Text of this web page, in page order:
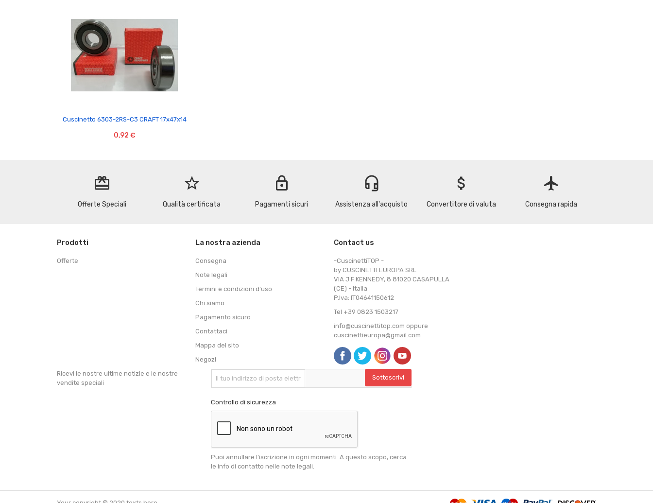

Cuscinetto 6303-2RS-C3 CRAFT 17x47x14
0,92 €
redeem
Offerte Speciali
star_border
Qualità certificata
lock
Pagamenti sicuri
headset_mic
Assistenza all'acquisto
attach_money
Convertitore di valuta
flight
Consegna rapida
Prodotti
Offerte
La nostra azienda
Consegna
Note legali
Termini e condizioni d'uso
Chi siamo
Pagamento sicuro
Contattaci
Mappa del sito
Negozi
Contact us
-CuscinettiTOP -
by CUSCINETTI EUROPA SRL
VIA J F KENNEDY, 8 81020 CASAPULLA
(CE) - Italia
P.Iva: IT04641150612
Tel +39 0823 1503217
info@cuscinettitop.com oppure
cuscinettieuropa@gmail.com
Ricevi le nostre ultime notizie e le nostre
vendite speciali
Controllo di sicurezza
Puoi annullare l'iscrizione in ogni momenti. A questo scopo, cerca
le info di contatto nelle note legali.